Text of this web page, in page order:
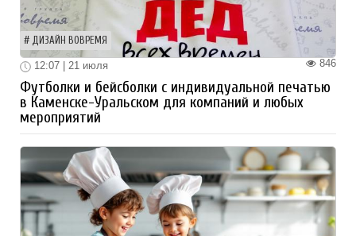
ДИЗАЙН ВОВРЕМЯ
846
12:07 | 21 июля
Футболки и бейсболки с индивидуальной печатью
в Каменске-Уральском для компаний и любых
мероприятий